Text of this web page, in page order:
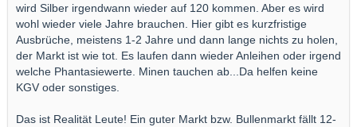
wird Silber irgendwann wieder auf 120 kommen. Aber es wird
wohl wieder viele Jahre brauchen. Hier gibt es kurzfristige
Ausbrüche, meistens 1-2 Jahre und dann lange nichts zu holen,
der Markt ist wie tot. Es laufen dann wieder Anleihen oder irgend
welche Phantasiewerte. Minen tauchen ab...Da helfen keine
KGV oder sonstiges.
Das ist Realität Leute! Ein guter Markt bzw. Bullenmarkt fällt 12-